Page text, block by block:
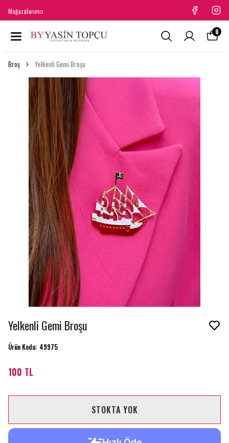
Mağazalarımız
0
Broş Yelkenli Gemi Broşu
Yelkenli Gemi Broşu
Ürün Kodu: 49975
100 TL
STOKTA YOK